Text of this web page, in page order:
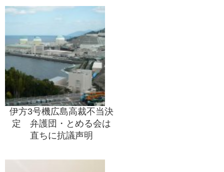
伊方3号機広島高裁不当決
定 弁護団・とめる会は
直ちに抗議声明